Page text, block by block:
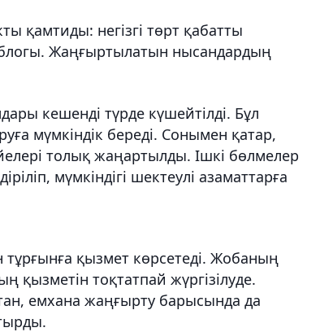
қамтиды: негізгі төрт қабатты
Жаңғыртылатын нысандардың
кешенді түрде күшейтілді. Бұл
мүмкіндік береді. Сонымен қатар,
толық жаңартылды. Ішкі бөлмелер
мүмкіндігі шектеулі азаматтарға
қызмет көрсетеді. Жобаның
қызметін тоқтатпай жүргізілуде.
емхана жаңғырту барысында да